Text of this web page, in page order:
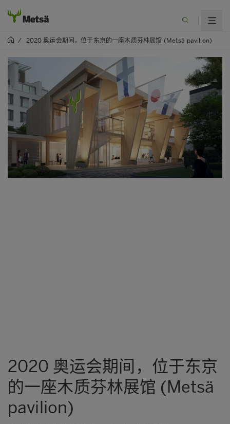
/ 2020 奥运会期间，位于东京的一座木质芬林展馆 (Metsä pavilion)
2020 奥运会期间，位于东京
的一座木质芬林展馆 (Metsä
pavilion)